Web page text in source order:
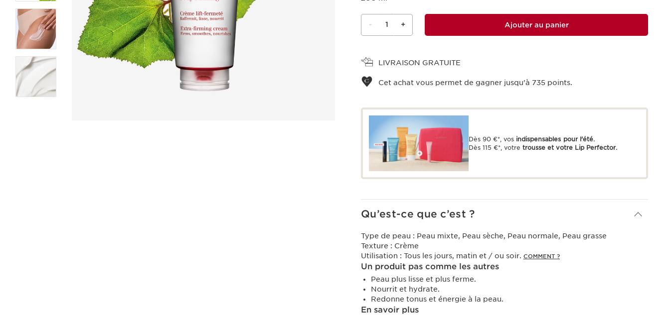
- 1 + Ajouter au panier
LIVRAISON GRATUITE
Cet achat vous permet de gagner jusqu'à 735 points.
Dès 90 €*, vos indispensables pour l'été.
Dès 115 €*, votre trousse et votre Lip Perfector.
Qu’est-ce que c’est ?
Type de peau : Peau mixte, Peau sèche, Peau normale, Peau grasse
Texture : Crème
Utilisation : Tous les jours, matin et / ou soir. COMMENT ?
Un produit pas comme les autres
Peau plus lisse et plus ferme.
Nourrit et hydrate.
Redonne tonus et énergie à la peau.
En savoir plus